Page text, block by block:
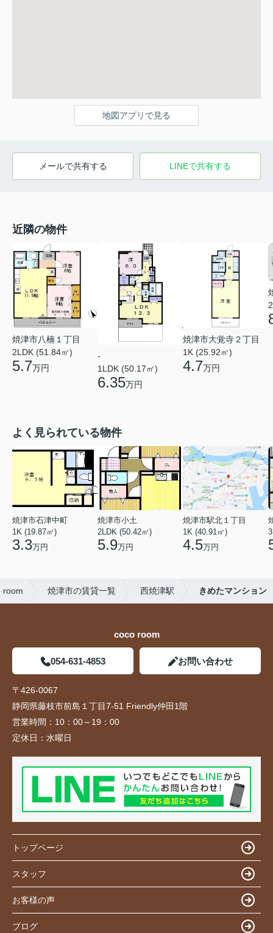
地図アプリで見る
メールで共有する LINEで共有する
近隣の物件
焼津市八楠１丁目
2LDK (51.84㎡)
5.7万円
-
1LDK (50.17㎡)
6.35万円
焼津市大覚寺２丁目
1K (25.92㎡)
4.7万円
よく見られている物件
焼津市石津中町
1K (19.87㎡)
3.3万円
焼津市小土
2LDK (50.42㎡)
5.9万円
焼津市駅北１丁目
1K (40.91㎡)
4.5万円
room 焼津市の賃貸一覧 西焼津駅 きめたマンション
coco room
054-631-4853 お問い合わせ
〒426-0067
静岡県藤枝市前島１丁目7-51 Friendly仲田1階
営業時間： 10：00～19：00
定休日： 水曜日
トップページ
スタッフ
お客様の声
ブログ